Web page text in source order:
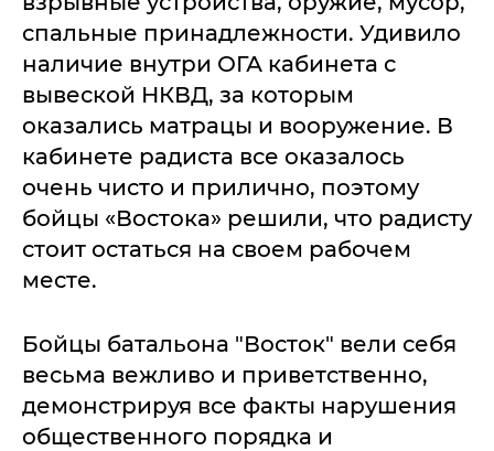
спальные принадлежности. Удивило
наличие внутри ОГА кабинета с
вывеской НКВД, за которым
оказались матрацы и вооружение. В
кабинете радиста все оказалось
очень чисто и прилично, поэтому
бойцы «Востока» решили, что радисту
стоит остаться на своем рабочем
месте.
Бойцы батальона "Восток" вели себя
весьма вежливо и приветственно,
демонстрируя все факты нарушения
общественного порядка и